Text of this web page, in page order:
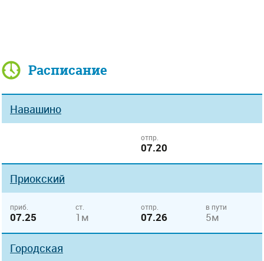
Расписание
Навашино
отпр.
07.20
Приокский
приб.
07.25
ст.
1м
отпр.
07.26
в пути
5м
Городская